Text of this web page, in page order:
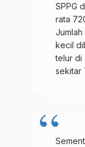
SPPG
rata
kecil
telur di
sekitar